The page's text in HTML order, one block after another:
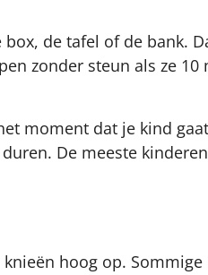
de tafel of de bank.
zonder steun als ze 10
moment dat je kind
De meeste
hoog op. Sommige